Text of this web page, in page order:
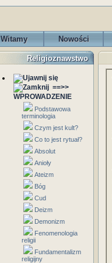
Witamy Nowości
Religioznawstwo
==>>
WPROWADZENIE
Podstawowa
terminologia
Czym jest kult?
Co to jest rytuał?
Absolut
Anioły
Ateizm
Bóg
Cud
Deizm
Demonizm
Fenomenologia
religii
Fundamentalizm
religijny